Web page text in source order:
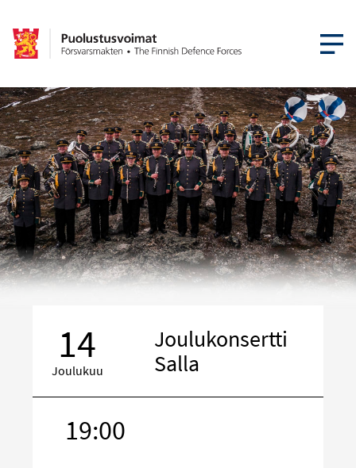
AVAA
14
Joulukuu
Joulukonsertti
Salla
19:00